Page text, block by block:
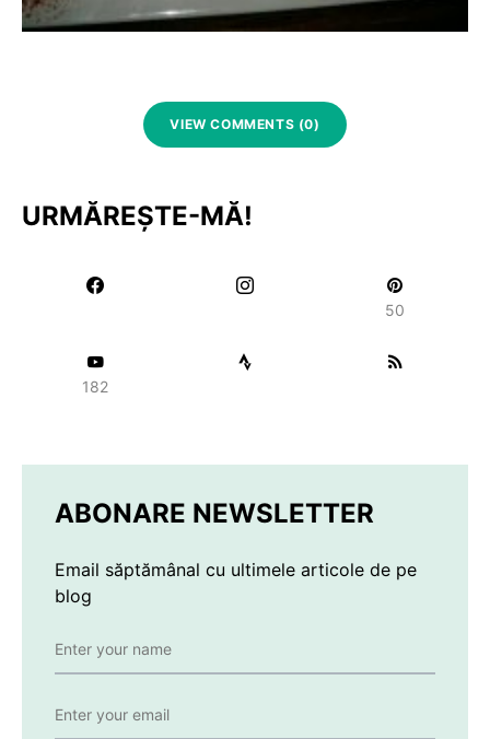
VIEW COMMENTS (0)
URMĂREȘTE-MĂ!
50
182
ABONARE NEWSLETTER
Email săptămânal cu ultimele articole de pe
blog